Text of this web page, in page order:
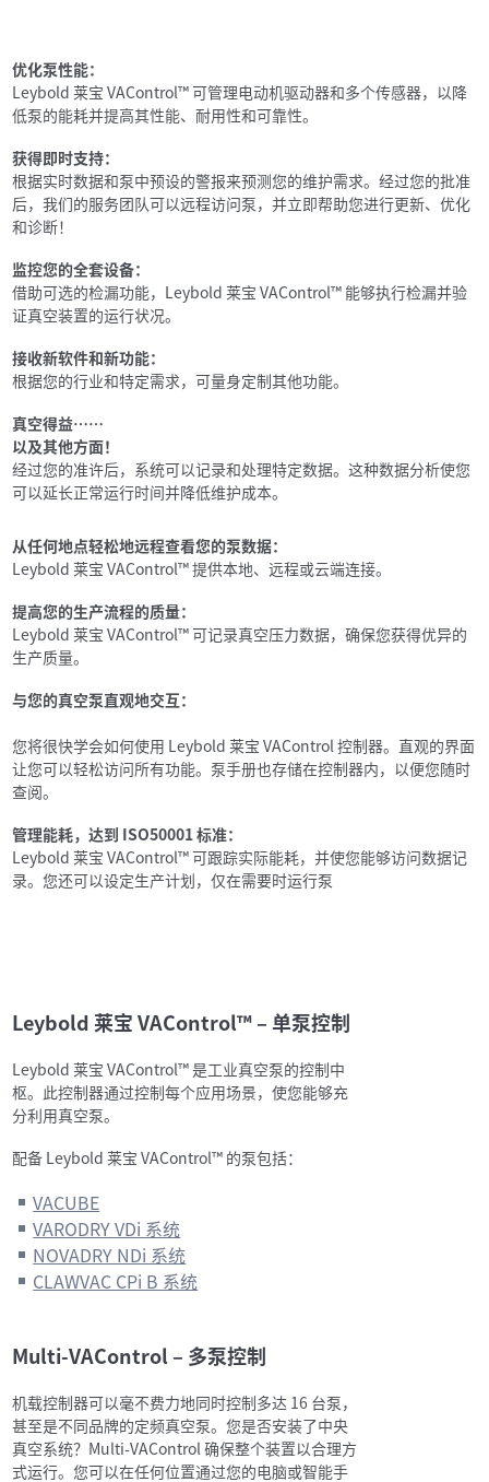
优化泵性能：
Leybold 莱宝 VAControl™ 可管理电动机驱动器和多个传感器，以降
低泵的能耗并提高其性能、耐用性和可靠性。
获得即时支持：
根据实时数据和泵中预设的警报来预测您的维护需求。经过您的批准
后，我们的服务团队可以远程访问泵，并立即帮助您进行更新、优化
和诊断！
监控您的全套设备：
借助可选的检漏功能，Leybold 莱宝 VAControl™ 能够执行检漏并验
证真空装置的运行状况。
接收新软件和新功能：
根据您的行业和特定需求，可量身定制其他功能。
真空得益……
以及其他方面！
经过您的准许后，系统可以记录和处理特定数据。这种数据分析使您
可以延长正常运行时间并降低维护成本。
从任何地点轻松地远程查看您的泵数据：
Leybold 莱宝 VAControl™ 提供本地、远程或云端连接。
提高您的生产流程的质量：
Leybold 莱宝 VAControl™ 可记录真空压力数据，确保您获得优异的
生产质量。
与您的真空泵直观地交互：
您将很快学会如何使用 Leybold 莱宝 VAControl 控制器。直观的界面
让您可以轻松访问所有功能。泵手册也存储在控制器内，以便您随时
查阅。
管理能耗，达到 ISO50001 标准：
Leybold 莱宝 VAControl™ 可跟踪实际能耗，并使您能够访问数据记
录。您还可以设定生产计划，仅在需要时运行泵
Leybold 莱宝 VAControl™ – 单泵控制
Leybold 莱宝 VAControl™ 是工业真空泵的控制中
枢。此控制器通过控制每个应用场景，使您能够充
分利用真空泵。
配备 Leybold 莱宝 VAControl™ 的泵包括：
VACUBE
VARODRY VDi 系统
NOVADRY NDi 系统
CLAWVAC CPi B 系统
Multi-VAControl – 多泵控制
机载控制器可以毫不费力地同时控制多达 16 台泵，
甚至是不同品牌的定频真空泵。您是否安装了中央
真空系统？Multi-VAControl 确保整个装置以合理方
式运行。您可以在任何位置通过您的电脑或智能手